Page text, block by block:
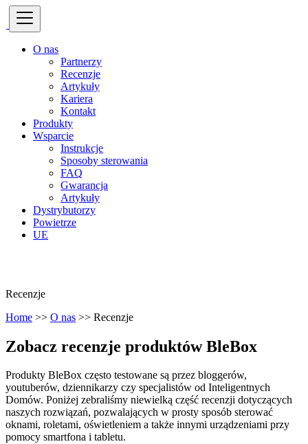
O nas
Partnerzy
Recenzje
Artykuły
Kariera
Kontakt
Produkty
Wsparcie
Instrukcje
Sposoby sterowania
FAQ
Gwarancja
Artykuły
Dystrybutorzy
Powietrze
UE
Recenzje
Home >> O nas >> Recenzje
Zobacz recenzje produktów BleBox
Produkty BleBox często testowane są przez bloggerów,
youtuberów, dziennikarzy czy specjalistów od Inteligentnych
Domów. Poniżej zebraliśmy niewielką część recenzji dotyczących
naszych rozwiązań, pozwalających w prosty sposób sterować
oknami, roletami, oświetleniem a także innymi urządzeniami przy
pomocy smartfona i tabletu.